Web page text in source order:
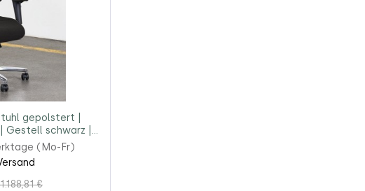
gepolstert |
schwarz |
(Mo-Fr)
1.188,81 €